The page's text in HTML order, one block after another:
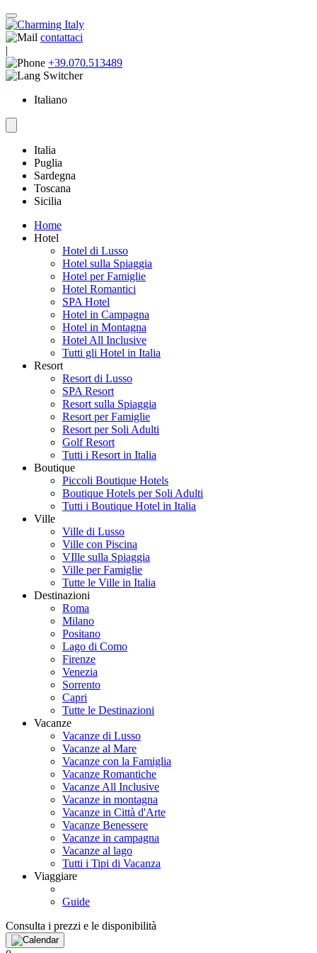
contattaci
|
+39.070.513489
Italiano
Italia
Puglia
Sardegna
Toscana
Sicilia
Home
Hotel
Hotel di Lusso
Hotel sulla Spiaggia
Hotel per Famiglie
Hotel Romantici
SPA Hotel
Hotel in Campagna
Hotel in Montagna
Hotel All Inclusive
Tutti gli Hotel in Italia
Resort
Resort di Lusso
SPA Resort
Resort sulla Spiaggia
Resort per Famiglie
Resort per Soli Adulti
Golf Resort
Tutti i Resort in Italia
Boutique
Piccoli Boutique Hotels
Boutique Hotels per Soli Adulti
Tutti i Boutique Hotel in Italia
Ville
Ville di Lusso
Ville con Piscina
VIlle sulla Spiaggia
Ville per Famiglie
Tutte le Ville in Italia
Destinazioni
Roma
Milano
Positano
Lago di Como
Firenze
Venezia
Sorrento
Capri
Tutte le Destinazioni
Vacanze
Vacanze di Lusso
Vacanze al Mare
Vacanze con la Famiglia
Vacanze Romantiche
Vacanze All Inclusive
Vacanze in montagna
Vacanze in Città d'Arte
Vacanze Benessere
Vacanze in campagna
Vacanze al lago
Tutti i Tipi di Vacanza
Viaggiare
Guide
Consulta i prezzi e le disponibilità